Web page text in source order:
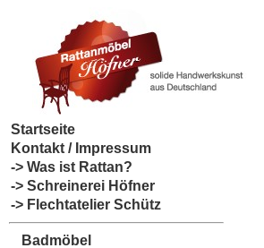
Startseite
Kontakt / Impressum
-> Was ist Rattan?
-> Schreinerei Höfner
-> Flechtatelier Schütz
Badmöbel